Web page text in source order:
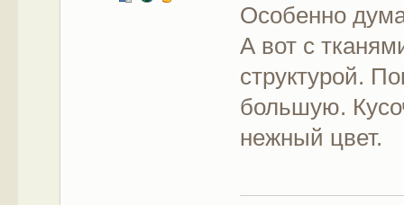
Особенно
А вот с
структурой.
большую.
нежный цвет.